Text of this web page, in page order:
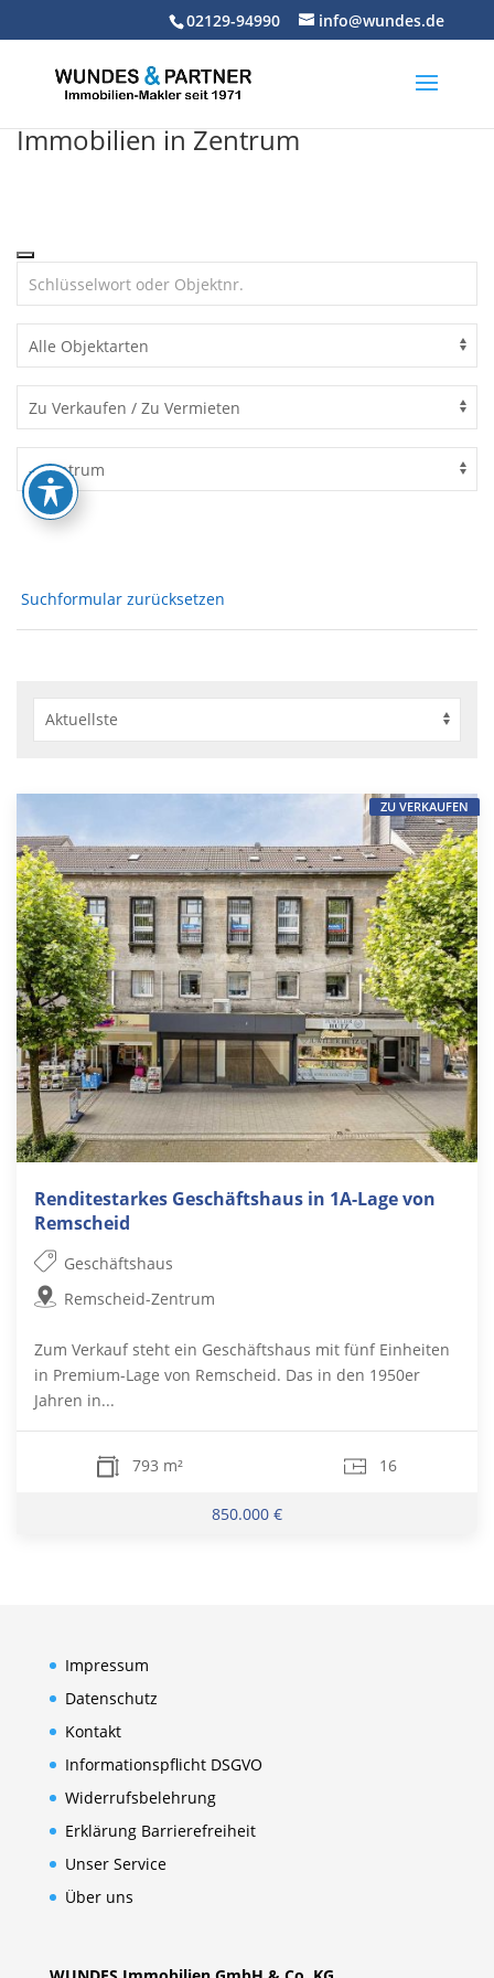
02129-94990 info@wundes.de
Immobilien in Zentrum
Suchformular zurücksetzen
Renditestarkes Geschäftshaus in 1A-Lage von
Remscheid
Geschäftshaus
Remscheid-Zentrum
Zum Verkauf steht ein Geschäftshaus mit fünf Einheiten
in Premium-Lage von Remscheid. Das in den 1950er
Jahren in...
793 m² 16
850.000 €
ZU VERKAUFEN
Impressum
Datenschutz
Kontakt
Informationspflicht DSGVO
Widerrufsbelehrung
Erklärung Barrierefreiheit
Unser Service
Über uns